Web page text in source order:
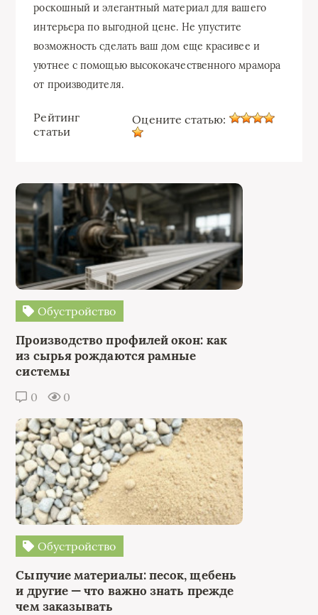
роскошный и элегантный материал для вашего
интерьера по выгодной цене. Не упустите
возможность сделать ваш дом еще красивее и
уютнее с помощью высококачественного мрамора
от производителя.
Рейтинг
статьи
Оцените статью:
Обустройство
Производство профилей окон: как
из сырья рождаются рамные
системы
0 0
Обустройство
Сыпучие материалы: песок, щебень
и другие — что важно знать прежде
чем заказывать